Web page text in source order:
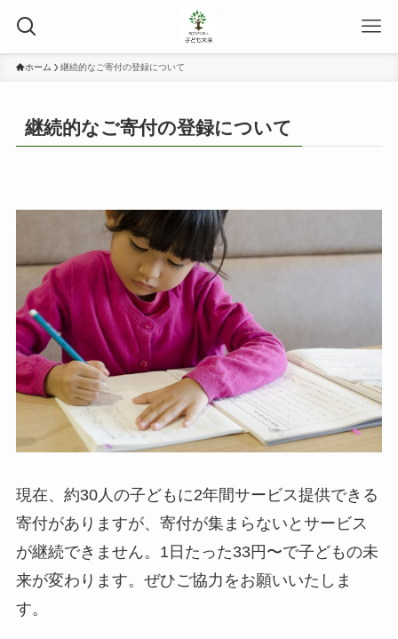
ホーム 継続的なご寄付の登録について
継続的なご寄付の登録について
現在、約30人の子どもに2年間サービス提供できる
寄付がありますが、寄付が集まらないとサービス
が継続できません。1日たった33円〜で子どもの未
来が変わります。ぜひご協力をお願いいたしま
す。